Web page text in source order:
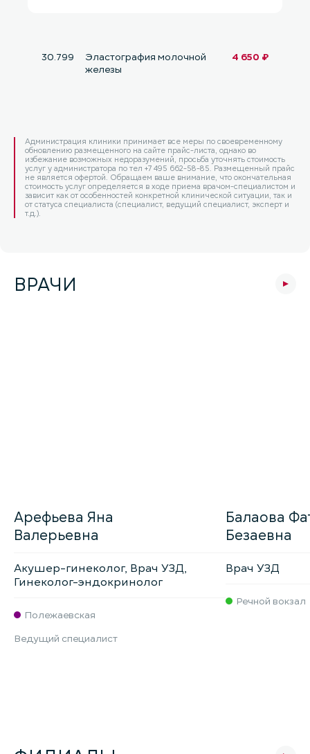
30.799
Эластография молочной
железы
4 650 ₽
Администрация клиники принимает все меры по своевременному
обновлению размещенного на сайте прайс-листа, однако во
избежание возможных недоразумений, просьба уточнять стоимость
услуг у администратора по тел +7 495 662-58-85. Размещенный прайс
не является офертой. Обращаем ваше внимание, что окончательная
стоимость услуг определяется в ходе приема врачом-специалистом и
зависит как от особенностей конкретной клинической ситуации, так и
от статуса специалиста (специалист, ведущий специалист, эксперт и
т.д.).
ВРАЧИ
Арефьева Яна
Валерьевна
Акушер-гинеколог, Врач УЗД,
Гинеколог-эндокринолог
Полежаевская
Ведущий специалист
Балаова
Безаевна
Врач УЗД
Речной вокзал